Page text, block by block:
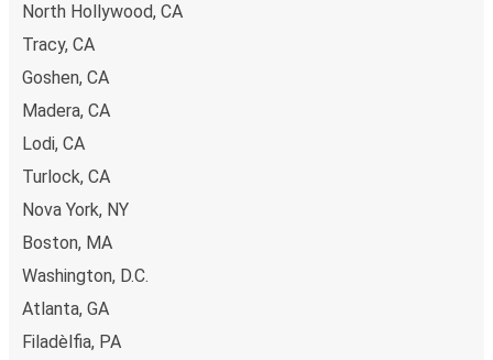
North Hollywood, CA
Tracy, CA
Goshen, CA
Madera, CA
Lodi, CA
Turlock, CA
Nova York, NY
Boston, MA
Washington, D.C.
Atlanta, GA
Filadèlfia, PA